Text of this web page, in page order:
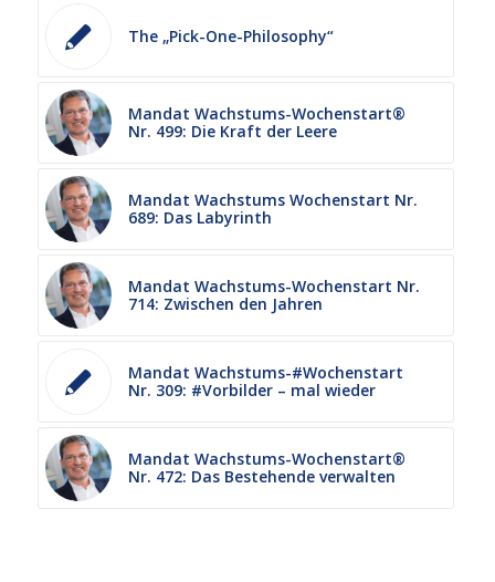
The „Pick-One-Philosophy“
Mandat Wachstums-Wochenstart®
Nr. 499: Die Kraft der Leere
Mandat Wachstums Wochenstart Nr.
689: Das Labyrinth
Mandat Wachstums-Wochenstart Nr.
714: Zwischen den Jahren
Mandat Wachstums-#Wochenstart
Nr. 309: #Vorbilder – mal wieder
Mandat Wachstums-Wochenstart®
Nr. 472: Das Bestehende verwalten